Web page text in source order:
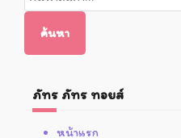
ค้นหา
ภัทร ภัทร ทอยส์
หน้าแรก